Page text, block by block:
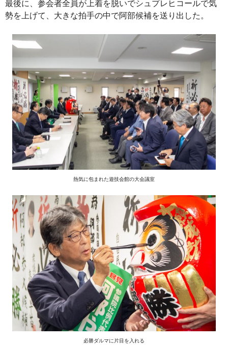
最後に、参会者全員が上着を脱いでシュプレヒコールで気
勢を上げて、大きな拍手の中で阿部候補を送り出した。
熱気に包まれた遊技会館の大会議室
必勝ダルマに片目を入れる